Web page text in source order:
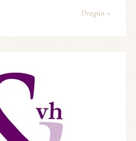
Dragún »